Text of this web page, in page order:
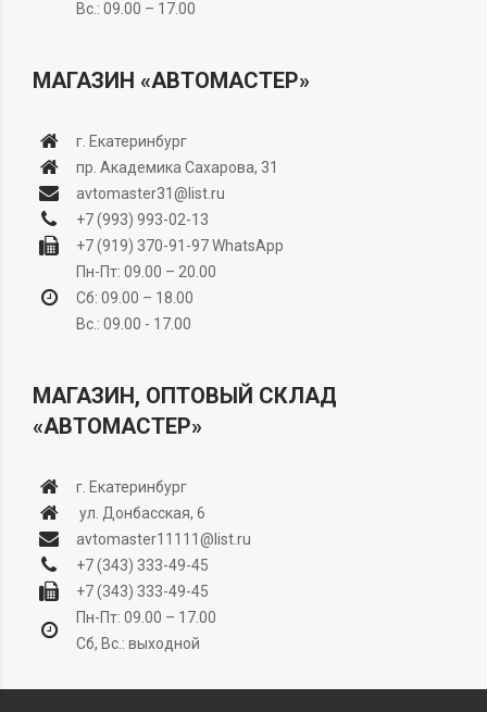
Вс.: 09.00 – 17.00
МАГАЗИН «АВТОМАСТЕР»
г. Екатеринбург
пр. Академика Сахарова, 31
avtomaster31@list.ru
+7 (993) 993-02-13
+7 (919) 370-91-97WhatsApp
Пн-Пт: 09.00 – 20.00
Сб: 09.00 – 18.00
Вс.: 09.00 - 17.00
МАГАЗИН, ОПТОВЫЙ СКЛАД
«АВТОМАСТЕР»
г. Екатеринбург
ул. Донбасская, 6
avtomaster11111@list.ru
+7 (343) 333-49-45
+7 (343) 333-49-45
Пн-Пт: 09.00 – 17.00
Сб, Вс.: выходной